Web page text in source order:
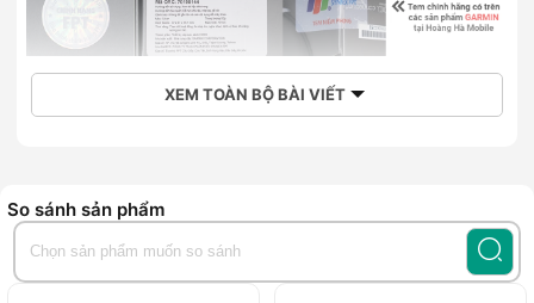
XEM TOÀN BỘ BÀI VIẾT
So sánh sản phẩm